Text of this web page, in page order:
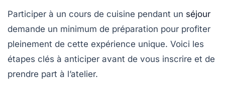
Participer à un cours de cuisine pendant un séjour
demande un minimum de préparation pour profiter
pleinement de cette expérience unique. Voici les
étapes clés à anticiper avant de vous inscrire et de
prendre part à l’atelier.